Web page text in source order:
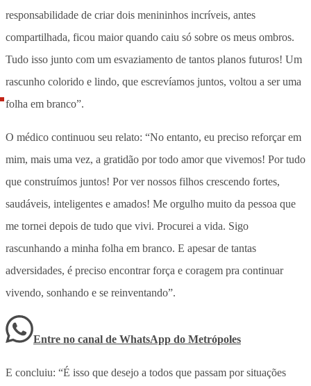
responsabilidade de criar dois menininhos incríveis, antes
compartilhada, ficou maior quando caiu só sobre os meus ombros.
Tudo isso junto com um esvaziamento de tantos planos futuros! Um
rascunho colorido e lindo, que escrevíamos juntos, voltou a ser uma
folha em branco”.
O médico continuou seu relato: “No entanto, eu preciso reforçar em
mim, mais uma vez, a gratidão por todo amor que vivemos! Por tudo
que construímos juntos! Por ver nossos filhos crescendo fortes,
saudáveis, inteligentes e amados! Me orgulho muito da pessoa que
me tornei depois de tudo que vivi. Procurei a vida. Sigo
rascunhando a minha folha em branco. E apesar de tantas
adversidades, é preciso encontrar força e coragem pra continuar
vivendo, sonhando e se reinventando”.
Entre no canal de WhatsApp do Metrópoles
E concluiu: “É isso que desejo a todos que passam por situações